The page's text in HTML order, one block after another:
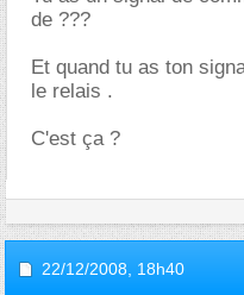
de ???
Et quand tu as ton
le relais .
C'est ça ?
22/12/2008, 18h40